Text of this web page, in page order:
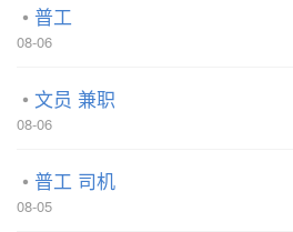
普工
08-06
文员 兼职
08-06
普工 司机
08-05